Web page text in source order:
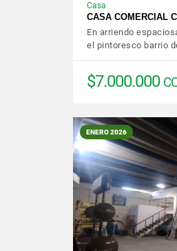
Casa
CASA COMERCIAL
En arriendo
el pintoresco barrio
$7.000.000
ENERO 2026